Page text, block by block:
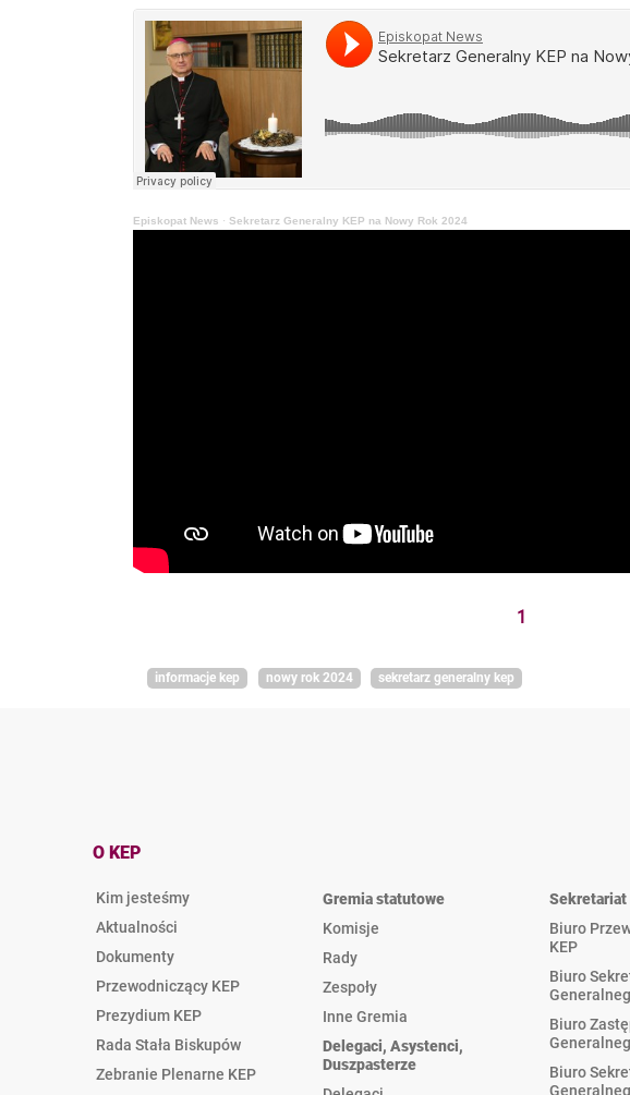
Episkopat News · Sekretarz Generalny KEP na Nowy Rok 2024
1
informacje kep nowy rok 2024 sekretarz generalny kep
O KEP
Kim jesteśmy
Aktualności
Dokumenty
Przewodniczący KEP
Prezydium KEP
Rada Stała Biskupów
Zebranie Plenarne KEP
Gremia statutowe
Komisje
Rady
Zespoły
Inne Gremia
Delegaci, Asystenci,
Duszpasterze
Sekretariat
Biuro
KEP
Biuro
Biuro
Biuro